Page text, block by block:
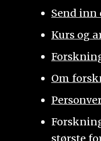
Send
Kurs og
Om
største